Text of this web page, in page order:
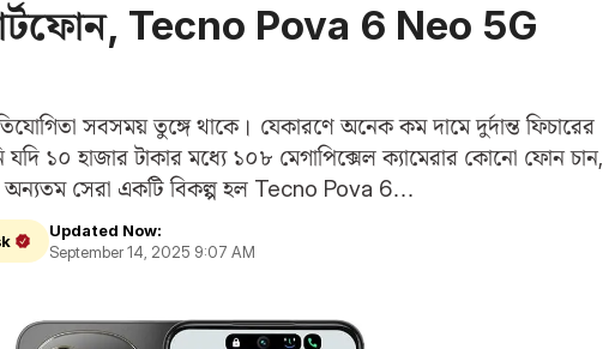
Tecno Pova 6 Neo 5G
সবসময় তুঙ্গে থাকে। যেকারণে অনেক কম দামে দুর্দান্ত ফিচারের
যদি ১০ হাজার টাকার মধ্যে ১০৮ মেগাপিক্সেল ক্যামেরার কোনো ফোন চান,
অন্যতম সেরা একটি বিকল্প হল Tecno Pova 6…
Updated Now:
September 14, 2025 9:07 AM